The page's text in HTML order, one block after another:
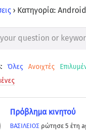
› Κατηγορία: Android
Όλες Ανοιχτές
Πρόβλημα κινητού
ΒΑΣΙΛΕΙΟΣ ρώτησε 5 έτη